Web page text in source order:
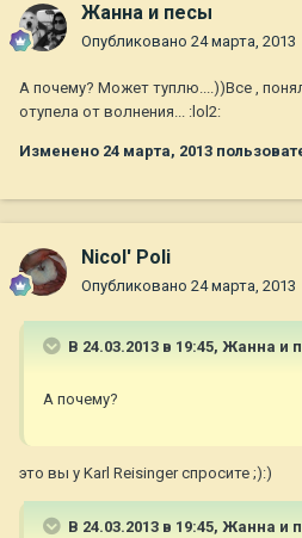
Жанна и песы
Опубликовано 24 марта, 2013
А почему? Может туплю....))Все ,
отупела от волнения... :lol2:
Изменено 24 марта, 2013
Nicol' Poli
Опубликовано 24 марта, 2013
В 24.03.2013 в 19:45, Жанна и
А почему?
это вы у Karl Reisinger спросите ;):)
В 24.03.2013 в 19:45, Жанна и